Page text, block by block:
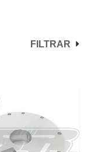
FILTRAR